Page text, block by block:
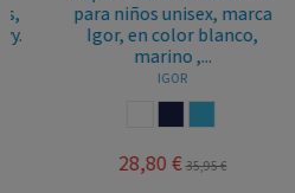
para niños unisex, marca
Igor, en color blanco,
marino ,...
28,80 € 35,95 €